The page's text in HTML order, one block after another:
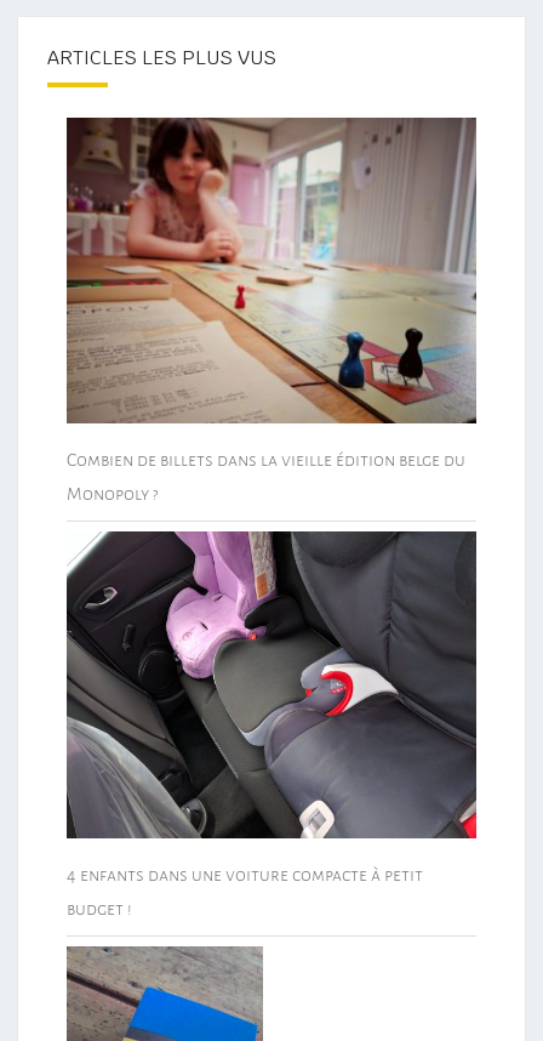
ARTICLES LES PLUS VUS
Combien de billets dans la vieille édition belge du
Monopoly ?
4 enfants dans une voiture compacte à petit
budget !